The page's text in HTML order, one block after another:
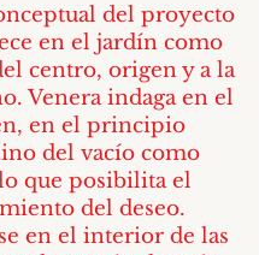
del proyecto
en el jardín como
centro, origen y a la
Venera indaga en el
en el principio
del vacío como
que posibilita el
del deseo.
en el interior de las